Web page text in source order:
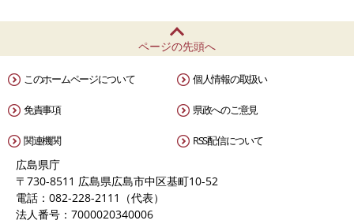
ページの先頭へ
このホームページについて 個人情報の取扱い
免責事項 県政へのご意見
関連機関 RSS配信について
広島県庁
〒730-8511 広島県広島市中区基町10-52
電話：082-228-2111（代表）
法人番号：7000020340006